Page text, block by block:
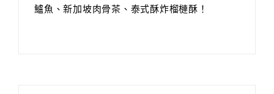
鱸魚、新加坡肉骨茶、泰式酥炸榴槤酥！